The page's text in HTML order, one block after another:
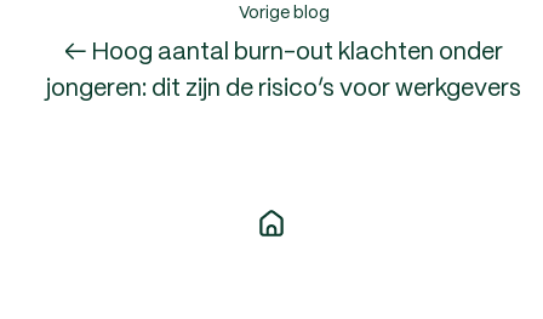
Vorige blog
← Hoog aantal burn-out klachten onder
jongeren: dit zijn de risico’s voor werkgevers